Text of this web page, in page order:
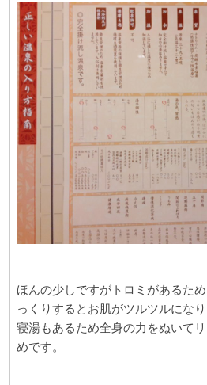
ほんの少しですがトロミがあるた
っくりするとお肌がツルツルにな
寝湯もあるため全身の力をぬいて
めです。